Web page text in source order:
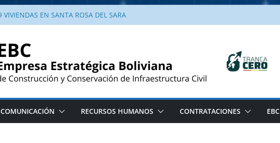
VIVIENDAS EN SANTA ROSA DEL SARA
enlosetado urbano en Yotaú, Santa Cruz.
municipio El Puente
en Santa Rosa del Sara llena de
beneficiadas
entrega viviendas en Santa Rosa del
del Alcalde
COMUNICACIÓN RECURSOS HUMANOS CONTRATACIONES EBC